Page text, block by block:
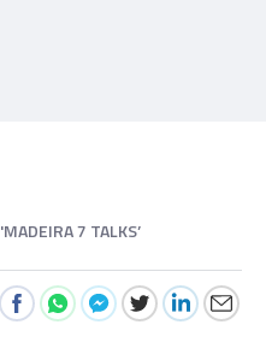
'MADEIRA 7 TALKS’